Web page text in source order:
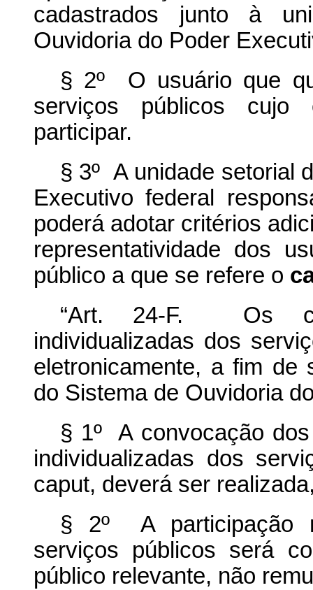
cadastrados junto à
Ouvidoria do Poder
§ 2º O usuário que
serviços públicos cujo
participar.
§ 3º A unidade setorial
Executivo federal
poderá adotar critérios
representatividade dos
público a que se refere o
“Art. 24-F. Os
individualizadas dos
eletronicamente, a fim de
do Sistema de Ouvidoria
§ 1º A convocação
individualizadas dos
caput, deverá ser
§ 2º A participação
serviços públicos será
público relevante, não